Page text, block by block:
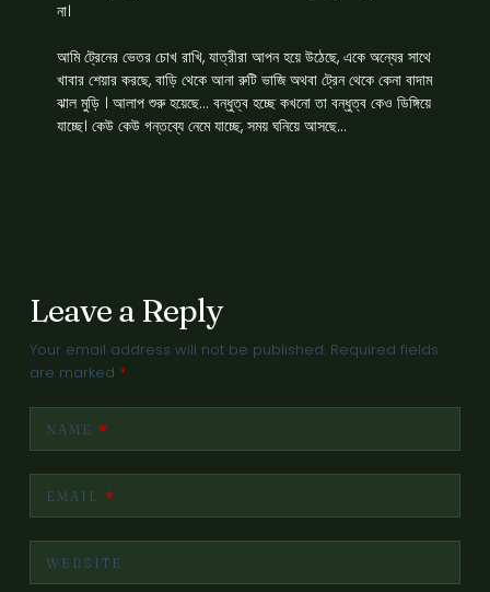
না।
আমি ট্রেনের ভেতর চোখ রাখি, যাত্রীরা আপন হয়ে উঠেছে, একে অন্যের সাথে
খাবার শেয়ার করছে, বাড়ি থেকে আনা রুটি ভাজি অথবা ট্রেন থেকে কেনা বাদাম
ঝাল মুড়ি । আলাপ শুরু হয়েছে… বন্ধুত্ব হচ্ছে কখনো তা বন্ধুত্ব কেও ডিঙ্গিয়ে
যাচ্ছে। কেউ কেউ গন্তব্যে নেমে যাচ্ছে, সময় ঘনিয়ে আসছে…
Leave a Reply
Your email address will not be published. Required fields
are marked *
NAME *
EMAIL *
WEBSITE